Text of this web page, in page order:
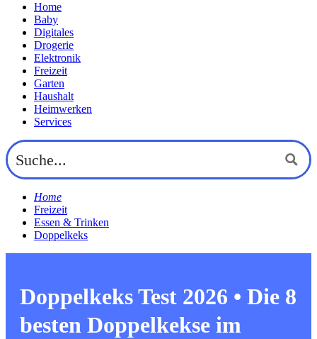
Home
Baby
Digitales
Drogerie
Elektronik
Freizeit
Garten
Haushalt
Heimwerken
Services
Home
Freizeit
Essen & Trinken
Doppelkeks
Doppelkeks Test 2026 • Die 8
besten Doppelkekse im